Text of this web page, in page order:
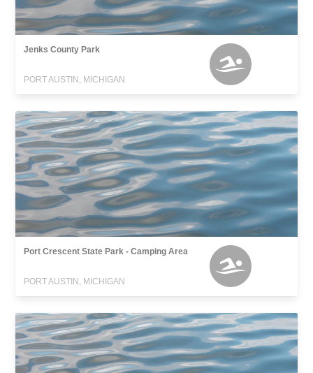
Jenks County Park
PORT AUSTIN, MICHIGAN
Port Crescent State Park - Camping Area
PORT AUSTIN, MICHIGAN